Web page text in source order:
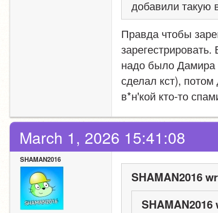
добавили такую
Правда чтобы
надо было Дамира
сделал кст),
в*н'кой кто-то
March 1, 2026 15:41:08
SHAMAN2016
SHAMAN2016
SHAMAN2016